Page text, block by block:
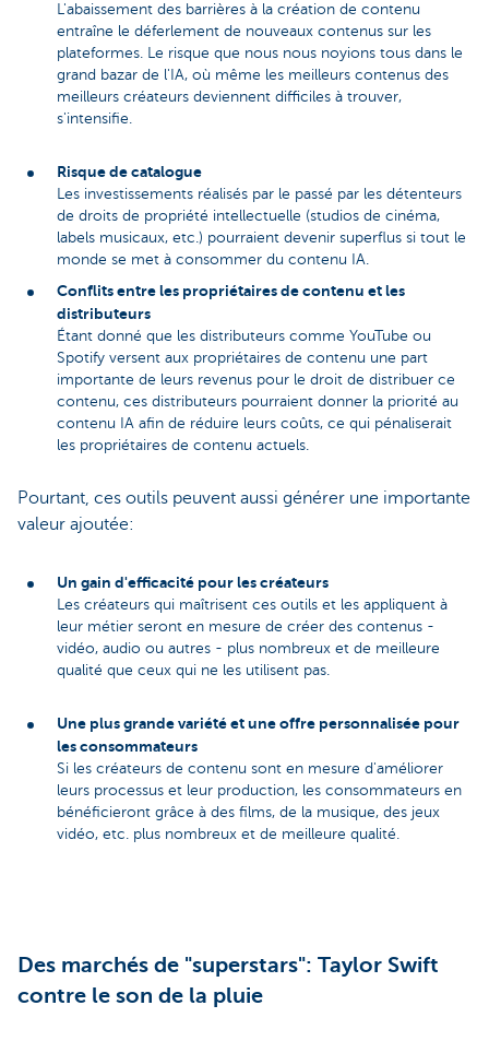
L'abaissement des barrières à la création de contenu
entraîne le déferlement de nouveaux contenus sur les
plateformes. Le risque que nous nous noyions tous dans le
grand bazar de l'IA, où même les meilleurs contenus des
meilleurs créateurs deviennent difficiles à trouver,
s'intensifie.
Risque de catalogue
Les investissements réalisés par le passé par les détenteurs
de droits de propriété intellectuelle (studios de cinéma,
labels musicaux, etc.) pourraient devenir superflus si tout le
monde se met à consommer du contenu IA.
Conflits entre les propriétaires de contenu et les
distributeurs
Étant donné que les distributeurs comme YouTube ou
Spotify versent aux propriétaires de contenu une part
importante de leurs revenus pour le droit de distribuer ce
contenu, ces distributeurs pourraient donner la priorité au
contenu IA afin de réduire leurs coûts, ce qui pénaliserait
les propriétaires de contenu actuels.
Pourtant, ces outils peuvent aussi générer une importante
valeur ajoutée:
Un gain d'efficacité pour les créateurs
Les créateurs qui maîtrisent ces outils et les appliquent à
leur métier seront en mesure de créer des contenus -
vidéo, audio ou autres - plus nombreux et de meilleure
qualité que ceux qui ne les utilisent pas.
Une plus grande variété et une offre personnalisée pour
les consommateurs
Si les créateurs de contenu sont en mesure d'améliorer
leurs processus et leur production, les consommateurs en
bénéficieront grâce à des films, de la musique, des jeux
vidéo, etc. plus nombreux et de meilleure qualité.
Des marchés de "superstars": Taylor Swift
contre le son de la pluie